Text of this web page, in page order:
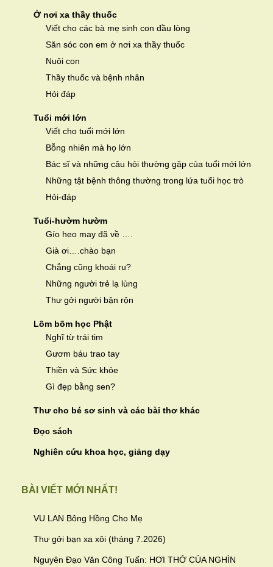
Ở nơi xa thầy thuốc
Viết cho các bà mẹ sinh con đầu lòng
Săn sóc con em ở nơi xa thầy thuốc
Nuôi con
Thầy thuốc và bệnh nhân
Hỏi đáp
Tuổi mới lớn
Viết cho tuổi mới lớn
Bỗng nhiên mà họ lớn
Bác sĩ và những câu hỏi thường gặp của tuổi mới lớn
Những tật bệnh thông thường trong lứa tuổi học trò
Hỏi-đáp
Tuổi-hườm hườm
Gío heo may đã về ….
Già ơi….chào bạn
Chẳng cũng khoái ru?
Những người trẻ lạ lùng
Thư gởi người bận rộn
Lõm bõm học Phật
Nghĩ từ trái tim
Gươm báu trao tay
Thiền và Sức khỏe
Gì đẹp bằng sen?
Thư cho bé sơ sinh và các bài thơ khác
Đọc sách
Nghiên cứu khoa học, giảng dạy
BÀI VIẾT MỚI NHẤT!
VU LAN Bông Hồng Cho Mẹ
Thư gởi bạn xa xôi (tháng 7.2026)
Nguyên Đạo Văn Công Tuấn: HƠI THỞ CỦA NGHÌN